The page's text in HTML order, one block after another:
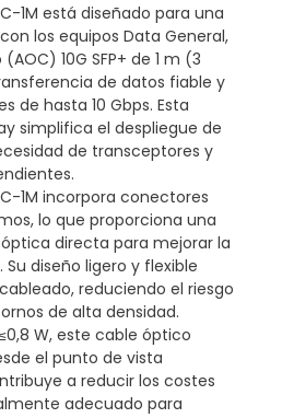
1M está diseñado para una
los equipos Data General,
10G SFP+ de 1 m (3
de datos fiable y
de hasta 10 Gbps. Esta
simplifica el despliegue de
de transceptores y
1M incorpora conectores
lo que proporciona una
directa para mejorar la
diseño ligero y flexible
reduciendo el riesgo
de alta densidad.
W, este cable óptico
el punto de vista
a reducir los costes
adecuado para